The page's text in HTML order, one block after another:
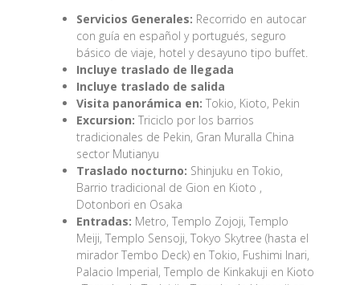
Servicios Generales: Recorrido en autocar
con guía en español y portugués, seguro
básico de viaje, hotel y desayuno tipo buffet.
Incluye traslado de llegada
Incluye traslado de salida
Visita panorámica en: Tokio, Kioto, Pekin
Excursion: Triciclo por los barrios
tradicionales de Pekin, Gran Muralla China
sector Mutianyu
Traslado nocturno: Shinjuku en Tokio,
Barrio tradicional de Gion en Kioto ,
Dotonbori en Osaka
Entradas: Metro, Templo Zojoji, Templo
Meiji, Templo Sensoji, Tokyo Skytree (hasta el
mirador Tembo Deck) en Tokio, Fushimi Inari,
Palacio Imperial, Templo de Kinkakuji en Kioto